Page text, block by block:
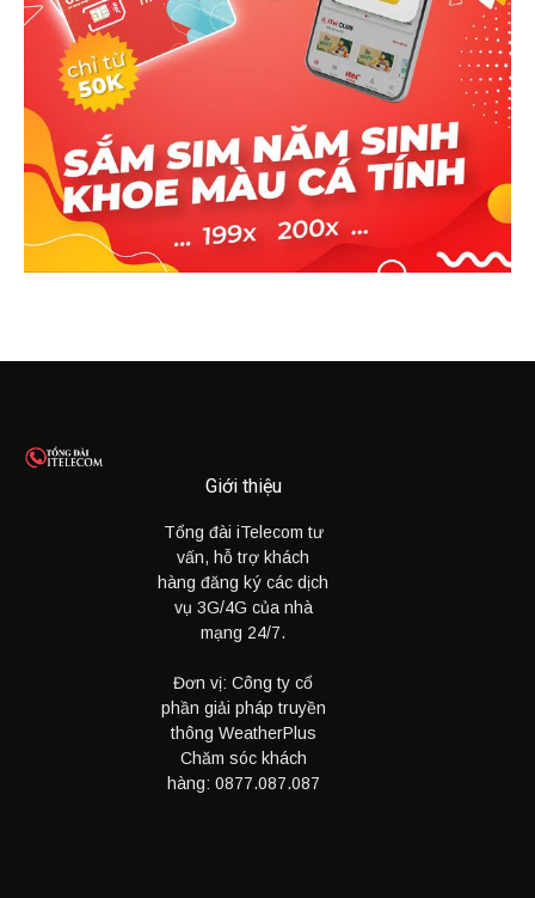
Giới thiệu
Tổng đài iTelecom tư
vấn, hỗ trợ khách
hàng đăng ký các dịch
vụ 3G/4G của nhà
mạng 24/7.
Đơn vị: Công ty cổ
phần giải pháp truyền
thông WeatherPlus
Chăm sóc khách
hàng: 0877.087.087